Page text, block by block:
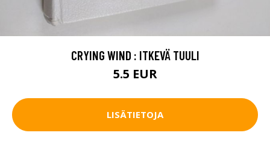
CRYING WIND : ITKEVÄ TUULI
5.5 EUR
LISÄTIETOJA